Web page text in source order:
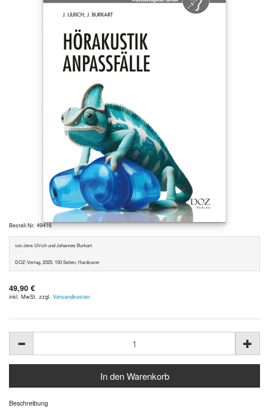
Bestell-Nr. 49416
von Jens Ulrich und Johannes Burkart
DOZ-Verlag, 2025, 150 Seiten, Hardcover
49,90 €
inkl. MwSt. zzgl. Versandkosten
Beschreibung